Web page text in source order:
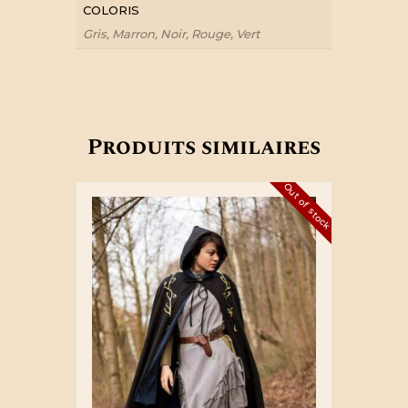
COLORIS
Gris, Marron, Noir, Rouge, Vert
Produits similaires
Out of stock